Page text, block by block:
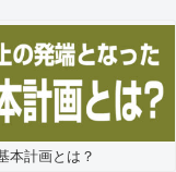
本計画とは？